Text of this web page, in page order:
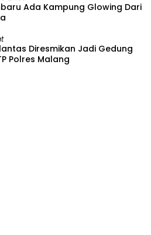
Ada Kampung Glowing Dari
Diresmikan Jadi Gedung
Polres Malang